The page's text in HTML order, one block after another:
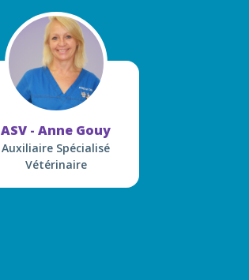
ASV - Anne Gouy
Auxiliaire Spécialisé
Vétérinaire